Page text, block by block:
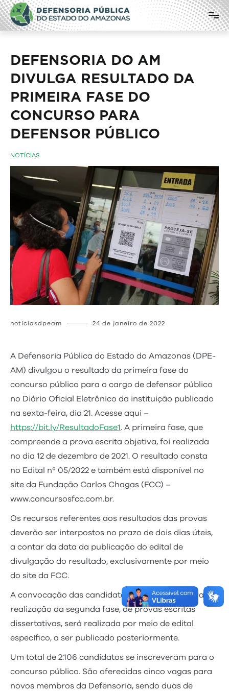
Pular
para
o
conteúdo
Defensoria Pública do Estado do
Amazonas
DEFENSORIA DO AM
DIVULGA RESULTADO DA
PRIMEIRA FASE DO
CONCURSO PARA
DEFENSOR PÚBLICO
NOTÍCIAS
noticiasdpeam 24 de janeiro de 2022
A Defensoria Pública do Estado do Amazonas (DPE-
AM) divulgou o resultado da primeira fase do
concurso público para o cargo de defensor público
no Diário Oficial Eletrônico da instituição publicado
na sexta-feira, dia 21. Acesse aqui –
https://bit.ly/ResultadoFase1. A primeira fase, que
compreende a prova escrita objetiva, foi realizada
no dia 12 de dezembro de 2021. O resultado consta
no Edital nº 05/2022 e também está disponível no
site da Fundação Carlos Chagas (FCC) –
www.concursosfcc.com.br.
Os recursos referentes aos resultados das provas
deverão ser interpostos no prazo de dois dias úteis,
a contar da data da publicação do edital de
divulgação do resultado, exclusivamente por meio
do site da FCC.
A convocação das candidatas e candidatos para a
realização da segunda fase, de provas escritas
dissertativas, será realizada por meio de edital
específico, a ser publicado posteriormente.
Um total de 2.106 candidatos se inscreveram para o
concurso público. São oferecidas cinco vagas para
novos membros da Defensoria, sendo duas de